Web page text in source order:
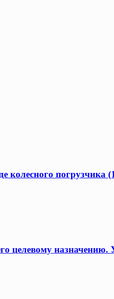
колесного погрузчика
целевому назначению.